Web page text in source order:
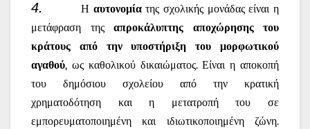
4. Η αυτονομίατης σχολικής μονάδας είναι η
μετάφραση της απροκάλυπτης αποχώρησης του
κράτους από την υποστήριξη του μορφωτικού
αγαθού, ως καθολικού δικαιώματος. Είναι η αποκοπή
του δημόσιου σχολείου από την κρατική
χρηματοδότηση και η μετατροπή του σε
εμπορευματοποιημένη και ιδιωτικοποιημένη ζώνη.